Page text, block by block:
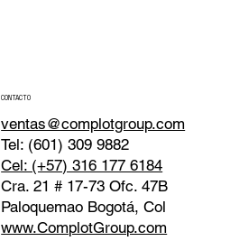
CONTACTO
ventas@complotgroup.com
Tel: (601) 309 9882
Cel: (+57) 316 177 6184
Cra. 21 # 17-73 Ofc. 47B
Paloquemao Bogotá, Col
www.ComplotGroup.com